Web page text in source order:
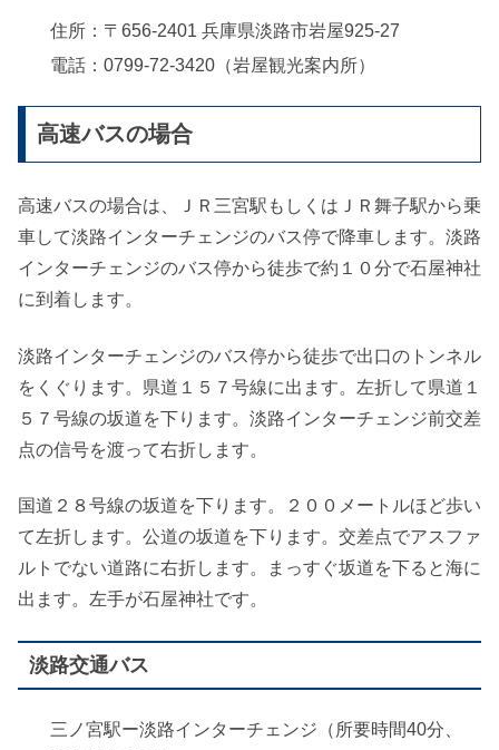
住所：〒656-2401 兵庫県淡路市岩屋925-27
電話：0799-72-3420（岩屋観光案内所）
高速バスの場合
高速バスの場合は、ＪＲ三宮駅もしくはＪＲ舞子駅から乗
車して淡路インターチェンジのバス停で降車します。淡路
インターチェンジのバス停から徒歩で約１０分で石屋神社
に到着します。
淡路インターチェンジのバス停から徒歩で出口のトンネル
をくぐります。県道１５７号線に出ます。左折して県道１
５７号線の坂道を下ります。淡路インターチェンジ前交差
点の信号を渡って右折します。
国道２８号線の坂道を下ります。２００メートルほど歩い
て左折します。公道の坂道を下ります。交差点でアスファ
ルトでない道路に右折します。まっすぐ坂道を下ると海に
出ます。左手が石屋神社です。
淡路交通バス
三ノ宮駅ー淡路インターチェンジ（所要時間40分、